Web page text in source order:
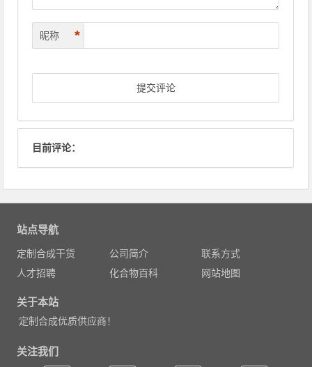
昵称 *
目前评论：
站点导航
定制合成干货 公司简介
联系方式
人才招聘
化合物百科 网站地图
关于本站
定制合成优质供应商！
关注我们